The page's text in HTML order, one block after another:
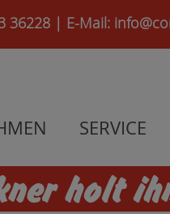
36228 | E-Mail:
SERVICE
holt